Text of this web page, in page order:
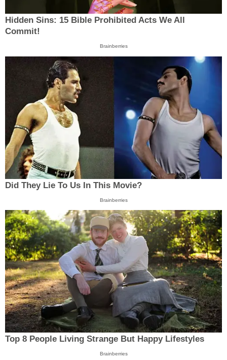
Hidden Sins: 15 Bible Prohibited Acts We All
Commit!
Brainberries
Did They Lie To Us In This Movie?
Brainberries
Top 8 People Living Strange But Happy Lifestyles
Brainberries